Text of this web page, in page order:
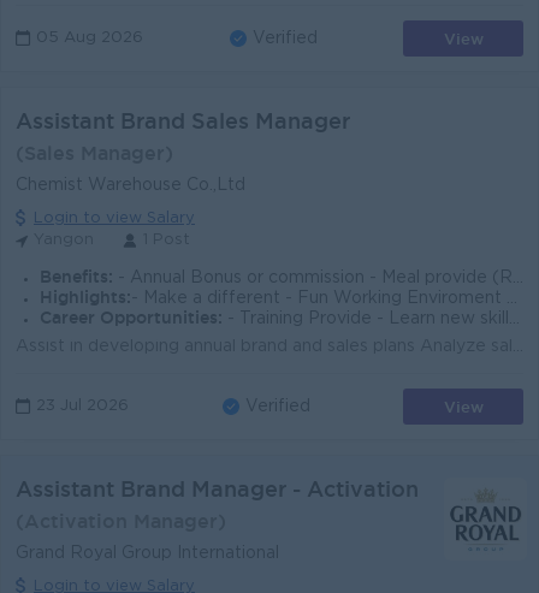
05 Aug 2026 Verified View
Assistant Brand Sales Manager
Chemist Warehouse Co.,Ltd
Login to view Salary
Benefits: - Annual Bonus or commission - Meal provide (Rice Only) - Ferry Provide (Near Pickup) - Monthly Birthday Party - Annual Trip/ Staff Party/ Dinner
Highlights: - Make a different - Fun Working Enviroment - Join an experienced Team
Career Opportunities:
- Training Provide - Learn new skill on the Job - Promotion Opportunities
23 Jul 2026 Verified View
Assistant Brand Manager - Activation
Grand Royal Group International
Login to view Salary